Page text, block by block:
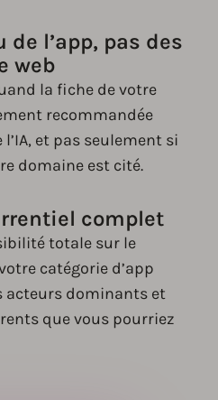
l’app, pas des
web
la fiche de votre
recommandée
et pas seulement si
domaine est cité.
complet
totale sur le
catégorie d’app
acteurs dominants et
que vous pourriez